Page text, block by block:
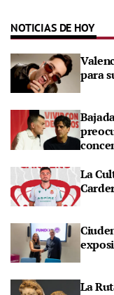
NOTICIAS DE HOY
para
La
La